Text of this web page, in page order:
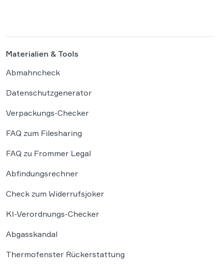
wahrgenommen. Der Online-Handel sieht
sich mit einer […]
Materialien & Tools
Abmahncheck
Datenschutzgenerator
Verpackungs-Checker
FAQ zum Filesharing
FAQ zu Frommer Legal
Abfindungsrechner
Check zum Widerrufsjoker
KI-Verordnungs-Checker
Abgasskandal
Thermofenster Rückerstattung